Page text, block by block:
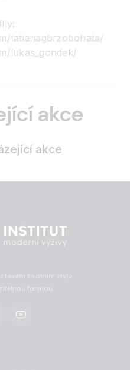
tatianagbrzobohata/
lukas_gondek/
akce
akce
životním stylu
formou.